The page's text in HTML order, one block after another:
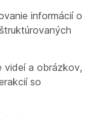
informácií o
videí a obrázkov,
so